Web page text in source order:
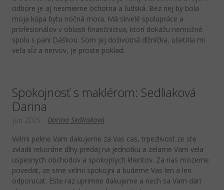
odbore je aj nesmierne ochotna a ľudská. Bez nej by bola
moja kúpa bytu nočná mora. Má skvelé spolupráce a
profesionálov v oblasti finančníctva, ktorí dokážu nemožné
spolu s pani Dáškou. Som jej doživotná dlžníčka, ušetrila mi
veľa sĺz a nervov, je proste poklad.
Spokojnosť s maklérom: Sedliaková
Darina
Darina Sedliaková
jún 2025
Velmi pekne Vam dakujeme za Vas cas, trpezlivost ze ste
zvladli rekordne dlhy predaj na jednotku a zelame Vam vela
uspesnych obchodov a spokojnych klientov. Za nas mozeme
povedat, ze sme velmi spokojni a budeme Vas len a len
odporucat. Este raz uprimne dakujeme a nech sa Vam dari